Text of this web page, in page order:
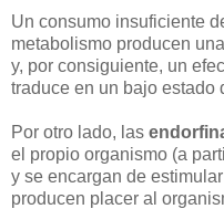
Un consumo insuficiente
metabolismo producen
y, por consiguiente, un
traduce en un bajo estado
Por otro lado, las
el propio organismo (a
y se encargan de
producen placer al